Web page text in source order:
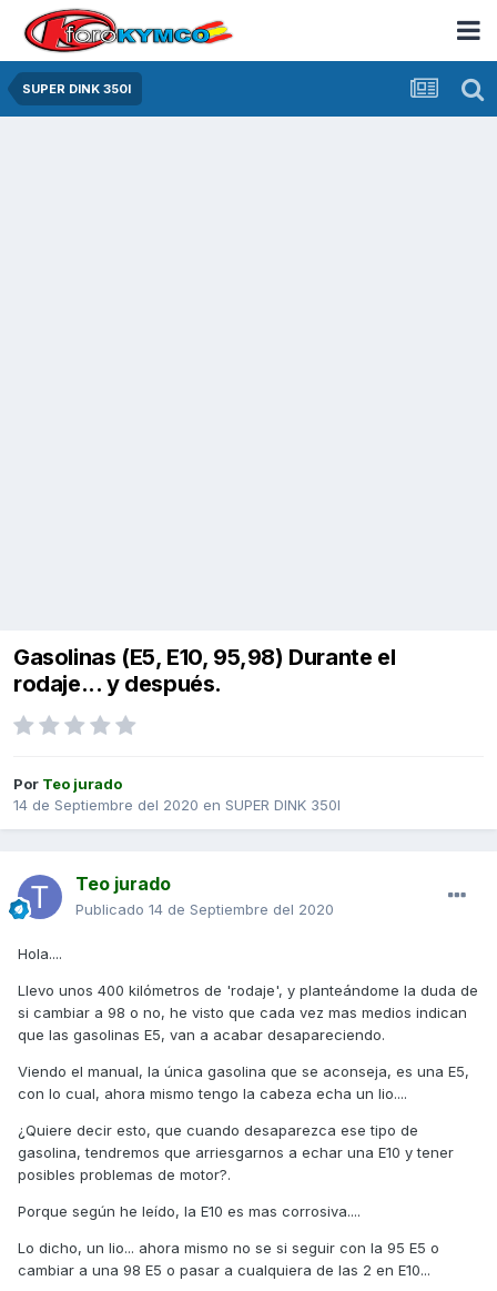
SUPER DINK 350I
Gasolinas (E5, E10, 95,98) Durante el
rodaje... y después.
Por Teo jurado
14 de Septiembre del 2020 en SUPER DINK 350I
Teo jurado
Publicado 14 de Septiembre del 2020
Hola....
Llevo unos 400 kilómetros de 'rodaje', y planteándome la duda de
si cambiar a 98 o no, he visto que cada vez mas medios indican
que las gasolinas E5, van a acabar desapareciendo.
Viendo el manual, la única gasolina que se aconseja, es una E5,
con lo cual, ahora mismo tengo la cabeza echa un lio....
¿Quiere decir esto, que cuando desaparezca ese tipo de
gasolina, tendremos que arriesgarnos a echar una E10 y tener
posibles problemas de motor?.
Porque según he leído, la E10 es mas corrosiva....
Lo dicho, un lio... ahora mismo no se si seguir con la 95 E5 o
cambiar a una 98 E5 o pasar a cualquiera de las 2 en E10...